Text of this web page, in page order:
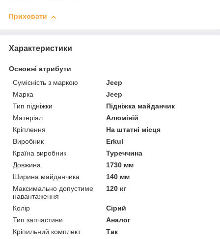
Приховати
Характеристики
Основні атрибути
Сумісність з маркою
Jeep
Марка
Jeep
Тип підніжки
Підніжка майданчик
Матеріал
Алюміній
Кріплення
На штатні місця
Виробник
Erkul
Країна виробник
Туреччина
Довжина
1730 мм
Ширина майданчика
140 мм
Максимально допустиме
навантаження
120 кг
Колір
Сірий
Тип запчастини
Аналог
Кріпильний комплект
Так